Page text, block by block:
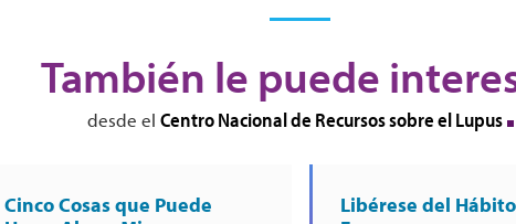
También le puede
desde el Centro Nacional de Recursos sobre el Lupus
Cinco Cosas que Puede
Libérese del